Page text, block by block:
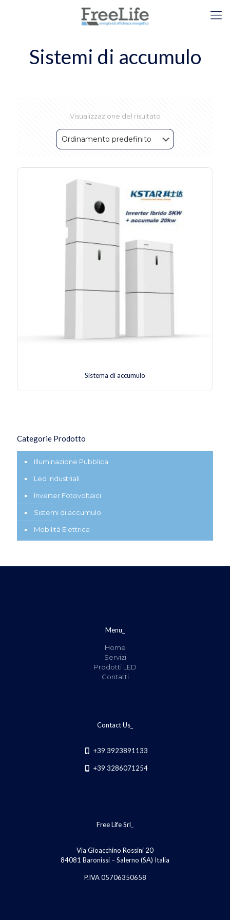
Sistemi di accumulo
Visualizzazione del risultato
Sistema di accumulo
Categorie Prodotto
Illuminazione Pubblica
Led Industriali
Inverter Fotovoltaici
Sistemi di accumulo
Mobilità Elettrica
Menu_
Home
Servizi
Prodotti LED
Contatti
Contact Us_
+39 3923891133
+39 3286071254
Free Life Srl_
Via Gioacchino Rossini 20
84081 Baronissi – Salerno (SA) Italia
P.IVA 05706350658